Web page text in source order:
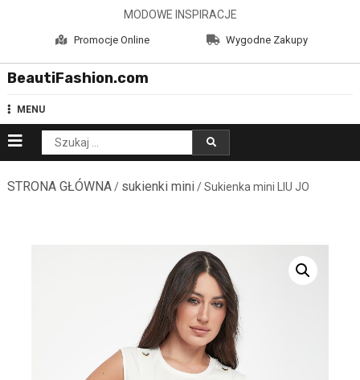
MODOWE INSPIRACJE
Promocje Online Wygodne Zakupy
BeautiFashion.com
MENU
Szukaj:
STRONA GŁÓWNA/ sukienki mini/ Sukienka mini LIU JO